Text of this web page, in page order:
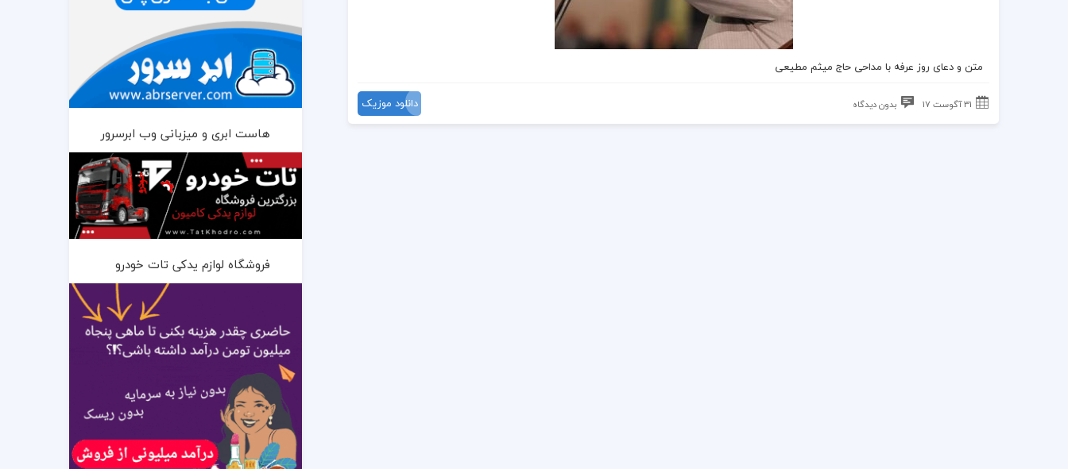
متن و دعای روز عرفه با مداحی حاج میثم مطیعی
31 آگوست 17 بدون دیدگاه دانلود موزیک
هاست ابری و میزبانی وب ابرسرور
فروشگاه لوازم یدکی تات خودرو